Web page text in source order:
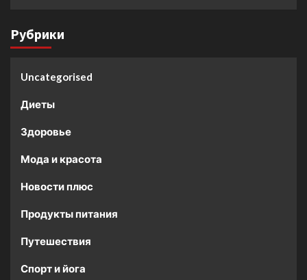
Рубрики
Uncategorised
Диеты
Здоровье
Мода и красота
Новости плюс
Продукты питания
Путешествия
Спорт и йога